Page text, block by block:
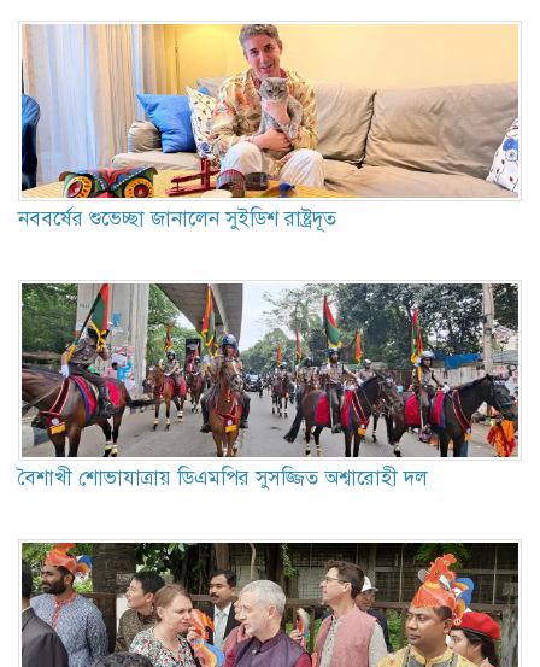
নবব‌র্ষের শু‌ভেচ্ছা জানা‌লেন সুইডিশ রাষ্ট্রদূত
বৈশাখী শোভাযাত্রায় ডিএমপির সুসজ্জিত অশ্বারোহী দল